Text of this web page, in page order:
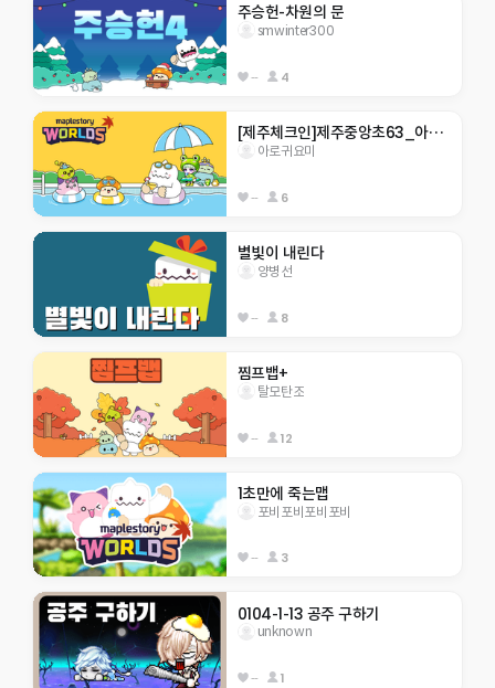
주승헌-차원의 문
smwinter300
-- 4
[제주체크인]제주중앙초63_아로귀요미
아로귀요미
-- 6
별빛이 내린다
양병선
-- 8
찜프뱁+
탈모탄조
-- 12
1초만에 죽는맵
포비포비포비포비
-- 3
0104-1-13 공주 구하기
unknown
-- 1